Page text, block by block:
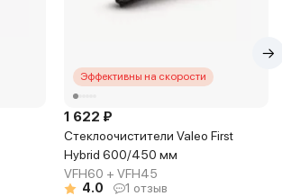
Эффективны на скорости
1 622 ₽
Стеклоочистители Valeo First
Hybrid 600/450 мм
VFH60 + VFH45
4.0
1 отзыв